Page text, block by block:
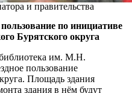
и правительства
пользование по инициативе
Бурятского округа
им. М.Н.
пользование
Площадь здания
здания в нём будут